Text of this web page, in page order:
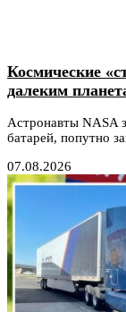
Космические
далеким
Астронавты NASA
батарей, попутно
07.08.2026